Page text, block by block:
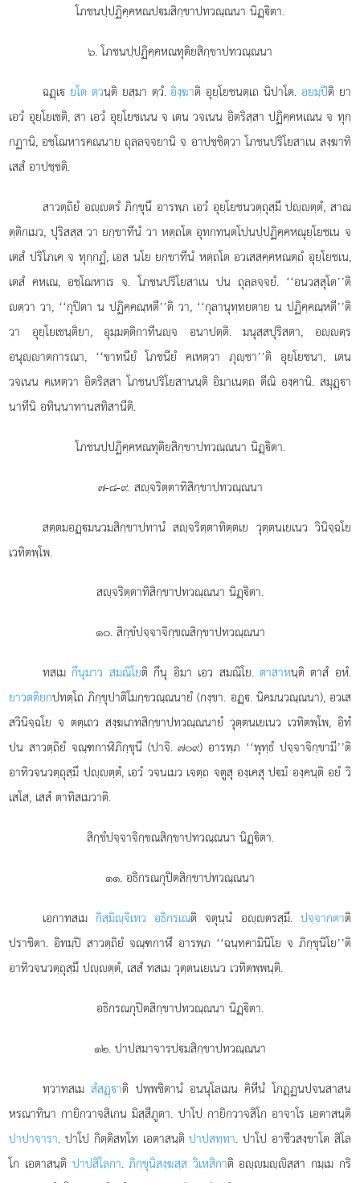
โภชนปฺปฏิคฺคหณปมสิกฺขาปทวณฺณนา นิฏฺิตา.
๖. โภชนปฺปฏิคฺคหณทุติยสิกฺขาปทวณฺณนา
ฉฏฺเ ยโต ตฺวนฺติ ยสฺมา ตฺวํ.อิงฺฆาติ อุยฺโยชนตฺเถ นิปาโต. อยมฺปีติ ยา
เอวํ อุยฺโยเชติ, สา เอวํ อุยฺโยชเนน จ เตน วจเนน อิตริสฺสา ปฏิคฺคหเณน จ ทุกฺ
กฏานิ, อชฺโฌหารคณนาย ถุลฺลจฺจยานิ จ อาปชฺชิตฺวา โภชนปริโยสาเน สงฺฆาทิ
เสสํ อาปชฺชติ.
สาวตฺถิยํ อฺตรํ ภิกฺขุนึ อารพฺภ เอวํ อุยฺโยชนวตฺถุสฺมึ ปฺตฺตํ, สาณ
ตฺติกเมว, ปุริสสฺส วา ยกฺขาทีนํ วา หตฺถโต อุทกทนฺตโปนปฺปฏิคฺคหณุยฺโยชเน จ
เตสํ ปริโภเค จ ทุกฺกฏํ, เอส นโย ยกฺขาทีนํ หตฺถโต อวเสสคฺคหณตฺถํ อุยฺโยชเน,
เตสํ คหเณ, อชฺโฌหาเร จ. โภชนปริโยสาเน ปน ถุลฺลจฺจยํ. ‘‘อนวสฺสุโต’’ติ
ตฺวาวา, ‘‘กุปิตา น ปฏิคฺคณฺหตี’’ติ วา, ‘‘กุลานุทฺทยตาย น ปฏิคฺคณฺหตี’’ติ
วา อุยฺโยเชนฺติยา, อุมฺมตฺติกาทีนฺจ อนาปตฺติ. มนุสฺสปุริสตา, อฺตฺร
อนุฺาตการณา, ‘‘ขาทนียํ โภชนียํ คเหตฺวา ภุฺชา’’ติ อุยฺโยชนา, เตน
วจเนน คเหตฺวา อิตริสฺสา โภชนปริโยสานนฺติ อิมาเนตฺถ ตีณิ องฺคานิ. สมุฏฺา
นาทีนิ อทินฺนาทานสทิสานีติ.
โภชนปฺปฏิคฺคหณทุติยสิกฺขาปทวณฺณนา นิฏฺิตา.
๗-๘-๙. สฺจริตฺตาทิสิกฺขาปทวณฺณนา
สตฺตมอฏฺมนวมสิกฺขาปทานํสฺจริตฺตาทิตฺตเย วุตฺตนเยเนว วินิจฺฉโย
เวทิตพฺโพ.
สฺจริตฺตาทิสิกฺขาปทวณฺณนา นิฏฺิตา.
๑๐. สิกฺขํปจฺจาจิกฺขณสิกฺขาปทวณฺณนา
ทสเมกึนุมาว สมณิโยติ กึนุ อิมา เอว สมณิโย. ตาสาหนฺติ ตาสํ อหํ.
ยาวตติยกปทตฺโถ ภิกฺขุปาติโมกฺขวณฺณนายํ (กงฺขา. อฏฺ. นิคมนวณฺณนา), อวเส
สวินิจฺฉโย จ ตตฺเถว สงฺฆเภทสิกฺขาปทวณฺณนายํ วุตฺตนเยเนว เวทิตพฺโพ, อิทํ
ปน สาวตฺถิยํ จณฺฑกาฬิภิกฺขุนึ (ปาจิ. ๗๐๙) อารพฺภ ‘‘พุทฺธํ ปจฺจาจิกฺขามี’’ติ
อาทิวจนวตฺถุสฺมึ ปฺตฺตํ, เอวํ วจนเมว เจตฺถ จตูสุ องฺเคสุ ปมํ องฺคนฺติ อยํ วิ
เสโส, เสสํ ตาทิสเมวาติ.
สิกฺขํปจฺจาจิกฺขณสิกฺขาปทวณฺณนา นิฏฺิตา.
๑๑. อธิกรณกุปิตสิกฺขาปทวณฺณนา
เอกาทสเมกิสฺมิฺจิเทว อธิกรเณติ จตุนฺนํ อฺตรสฺมึ. ปจฺจากตาติ
ปราชิตา. อิทมฺปิ สาวตฺถิยํ จณฺฑกาฬึ อารพฺภ ‘‘ฉนฺทคามินิโย จ ภิกฺขุนิโย’’ติ
อาทิวจนวตฺถุสฺมึ ปฺตฺตํ, เสสํ ทสเม วุตฺตนเยเนว เวทิตพฺพนฺติ.
อธิกรณกุปิตสิกฺขาปทวณฺณนา นิฏฺิตา.
๑๒. ปาปสมาจารปมสิกฺขาปทวณฺณนา
ทฺวาทสเมสํสฏฺาติ ปพฺพชิตานํ อนนุโลเมน คิหีนํ โกฏฺฏนปจนสาสน
หรณาทินา กายิกวาจสิเกน มิสฺสีภูตา. ปาโป กายิกวาจสิโก อาจาโร เอตาสนฺติ
ปาปาจารา. ปาโป กิตฺติสทฺโท เอตาสนฺติปาปสทฺทา. ปาโป อาชีวสงฺขาโต สิโล
โก เอตาสนฺติ ปาปสิโลกา.ภิกฺขุนิสงฺฆสฺส วิเหสิกาติ อฺมฺิสฺสา กมฺเม กริ